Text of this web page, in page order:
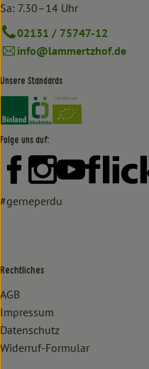
Sa: 7.30–14 Uhr
02131 / 75747-12
info@lammertzhof.de
Unsere Standards
Externer Link zu https://
Externer Link zu
Folge uns auf:
Externer Link zu
Externer Link zu
Externer
#gerneperdu
Rechtliches
AGB
Impressum
Datenschutz
Widerruf-Formular